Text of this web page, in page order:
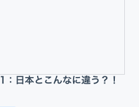
日本とこんなに違う？！